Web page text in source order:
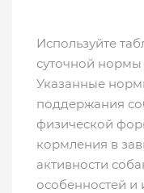
Используйте
суточной
Указанные
поддержания
физической
кормления в
активности
особенностей и